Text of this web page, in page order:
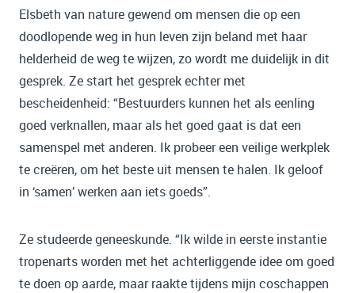
Elsbeth van nature gewend om mensen die op een
doodlopende weg in hun leven zijn beland met haar
helderheid de weg te wijzen, zo wordt me duidelijk in dit
gesprek. Ze start het gesprek echter met
bescheidenheid: “Bestuurders kunnen het als eenling
goed verknallen, maar als het goed gaat is dat een
samenspel met anderen. Ik probeer een veilige werkplek
te creëren, om het beste uit mensen te halen. Ik geloof
in ‘samen’ werken aan iets goeds”.
Ze studeerde geneeskunde. “Ik wilde in eerste instantie
tropenarts worden met het achterliggende idee om goed
te doen op aarde, maar raakte tijdens mijn coschappen